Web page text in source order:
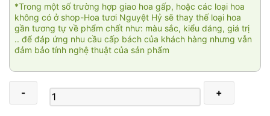
*Trong một số trường hợp giao hoa gấp, hoặc các loại hoa
không có ở shop-Hoa tươi Nguyệt Hỷ sẽ thay thế loại hoa
gần tương tự về phẩm chất như: màu sắc, kiểu dáng, giá trị
.. để đáp ứng nhu cầu cấp bách của khách hàng nhưng vẫn
đảm bảo tính nghệ thuật của sản phẩm